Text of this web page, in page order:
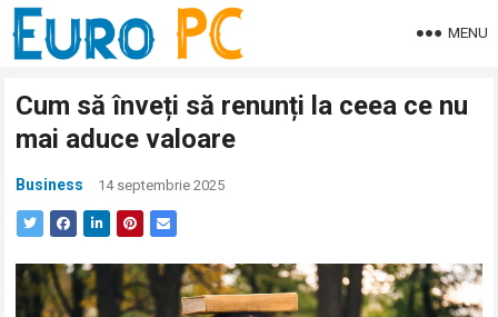
MENU
Cum să înveți să renunți la ceea ce nu
mai aduce valoare
Business 14 septembrie 2025